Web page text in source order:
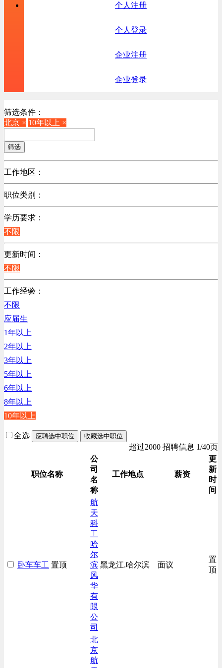
个人注册
个人登录
企业注册
企业登录
筛选条件：
北京 × 10年以上 ×
筛选
工作地区：
不限
北京
广东
江苏
陕西
浙江
辽宁
上海
职位类别：
不限
学历要求：
不限
更新时间：
不限
工作经验：
不限
应届生
1年以上
2年以上
3年以上
5年以上
6年以上
8年以上
10年以上
全选 应聘选中职位 收藏选中职位
超过2000 招聘信息 1/40页
职位名称
公
司
名
称
工作地点 薪资
更
新
时
间
卧车车工 置顶
航
天
科
工
哈
尔
滨
风
华
有
限
公
司
黑龙江.哈尔滨 面议
置
顶
北
京
航